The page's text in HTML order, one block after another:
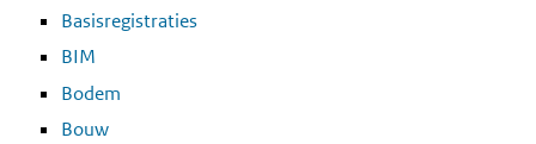
Basisregistraties
BIM
Bodem
Bouw